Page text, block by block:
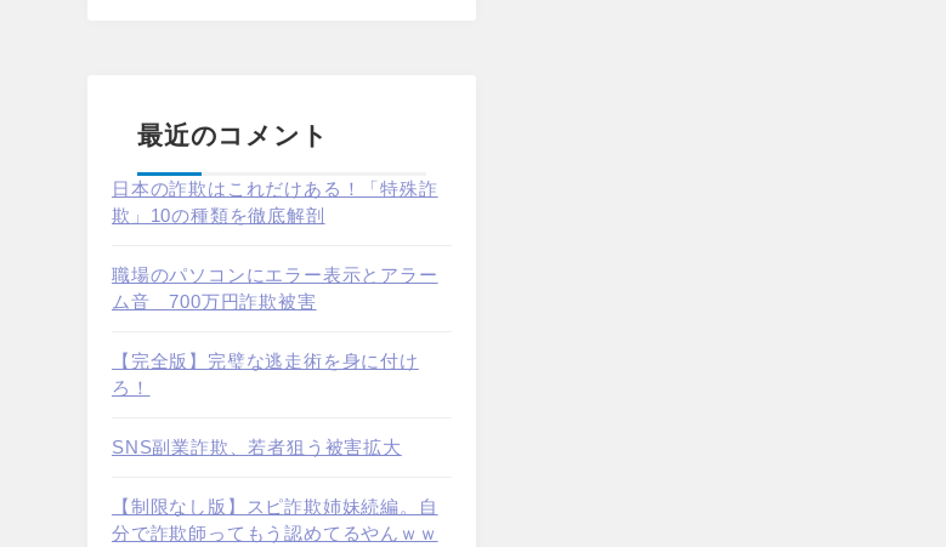
最近のコメント
日本の詐欺はこれだけある！「特殊詐
欺」10の種類を徹底解剖
職場のパソコンにエラー表示とアラー
ム音 700万円詐欺被害
【完全版】完璧な逃走術を身に付け
ろ！
SNS副業詐欺、若者狙う被害拡大
【制限なし版】スピ詐欺姉妹続編。自
分で詐欺師ってもう認めてるやんｗｗ